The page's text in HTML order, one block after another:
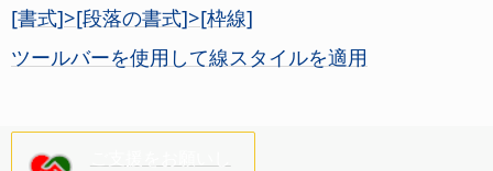
[書式]>[段落の書式]>[枠線]
ツールバーを使用して線スタイルを適用